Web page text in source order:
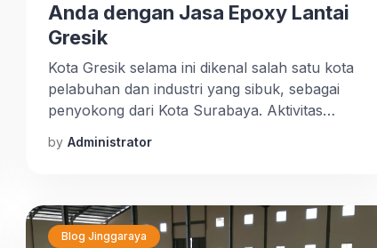
Anda dengan Jasa Epoxy Lantai
Gresik
Kota Gresik selama ini dikenal salah satu kota
pelabuhan dan industri yang sibuk, sebagai
penyokong dari Kota Surabaya. Aktivitas
industri di Kabupaten Gresik terdiri atas
berbagai sektor dan masih terus berkembang.
yang memadai, termasuk gudang. Gudang
adalah tempat untuk menyimpan, mengelola,
by Administrator
Blog Jinggaraya